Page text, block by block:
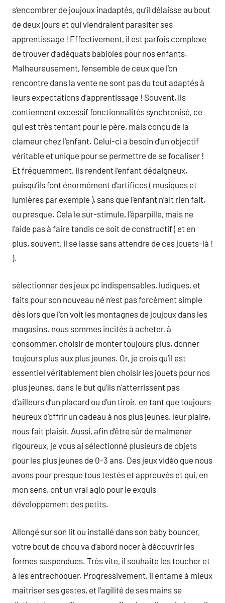
s’encombrer de joujoux inadaptés, qu’il délaisse au bout
de deux jours et qui viendraient parasiter ses
apprentissage ! Effectivement, il est parfois complexe
de trouver d’adéquats babioles pour nos enfants.
Malheureusement, l’ensemble de ceux que l’on
rencontre dans la vente ne sont pas du tout adaptés à
leurs expectations d’apprentissage ! Souvent, ils
contiennent excessif fonctionnalités synchronisé, ce
qui est très tentant pour le père, mais conçu de la
clameur chez l’enfant. Celui-ci a besoin d’un objectif
véritable et unique pour se permettre de se focaliser !
Et fréquemment, ils rendent l’enfant dédaigneux,
puisqu’ils font énormément d’artifices ( musiques et
lumières par exemple ), sans que l’enfant n’ait rien fait,
ou presque. Cela le sur-stimule, l’éparpille, mais ne
l’aide pas à faire tandis ce soit de constructif ( et en
plus, souvent, il se lasse sans attendre de ces jouets-là !
).
sélectionner des jeux pc indispensables, ludiques, et
faits pour son nouveau né n’est pas forcément simple
dès lors que l’on voit les montagnes de joujoux dans les
magasins. nous sommes incités à acheter, à
consommer, choisir de monter toujours plus, donner
toujours plus aux plus jeunes. Or, je crois qu’il est
essentiel véritablement bien choisir les jouets pour nos
plus jeunes, dans le but qu’ils n’atterrissent pas
d’ailleurs d’un placard ou d’un tiroir. en tant que toujours
heureux d’offrir un cadeau à nos plus jeunes, leur plaire,
nous fait plaisir. Aussi, afin d’être sûr de malmener
rigoureux, je vous ai sélectionné plusieurs de objets
pour les plus jeunes de 0-3 ans. Des jeux vidéo que nous
avons pour presque tous testés et approuvés et qui, en
mon sens, ont un vrai agio pour le exquis
développement des petits.
Allongé sur son lit ou installé dans son baby bouncer,
votre bout de chou va d’abord nocer à découvrir les
formes suspendues. Très vite, il souhaite les toucher et
à les entrechoquer. Progressivement, il entame à mieux
maîtriser ses gestes, et l’agilité de ses mains se